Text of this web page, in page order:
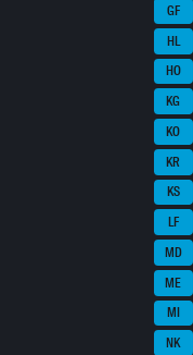
GF
HL
HO
KG
KO
KR
KS
LF
MD
ME
MI
NK